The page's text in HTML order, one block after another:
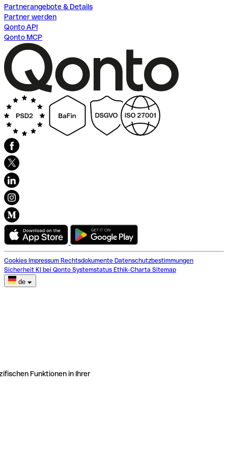
Partnerangebote & Details
Partner werden
Qonto API
Qonto MCP
Cookies Impressum Rechtsdokumente Datenschutzbestimmungen
Sicherheit KI bei Qonto Systemstatus Ethik-Charta Sitemap
de
Funktionen in Ihrer